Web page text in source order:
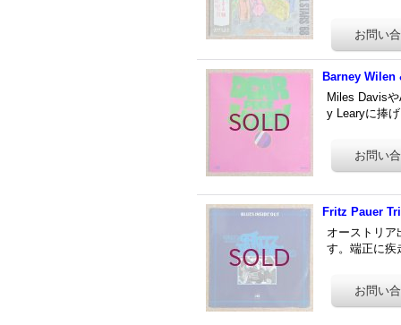
Barney Wilen
Miles Davis
y Learyに捧
Fritz Pauer
オーストリア
す。端正に